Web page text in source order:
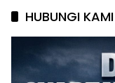
HUBUNGI KAMI